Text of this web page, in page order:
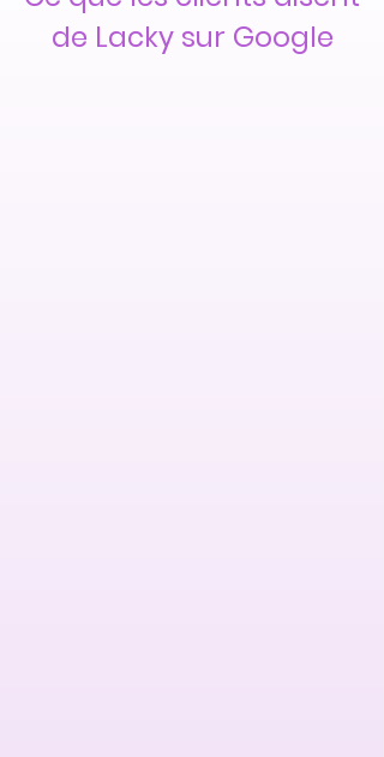
de Lacky sur Google